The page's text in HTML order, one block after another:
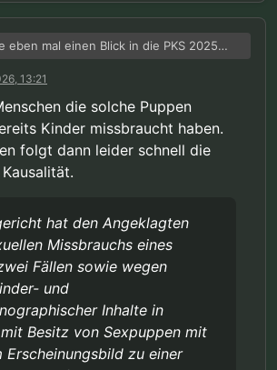
eben mal einen Blick in die PKS 2025
Die Fälle zu § 184l StGB halten sich
auf einem verschwindend geringen
stehen 17.126 erfasste Fälle im
mit sexuellem Missbrauch von
mit 12.823 Tatverdächtigen.
die Statistik richtig lese, sind von den
zu § 184l zwar 30 bereits als
in Erscheinung getreten, aber
das alles auch Missbrauchstäter
ich ganz stark bezweifle), wären das
~0,23%.
für das Verbot erweisen sich
zu Jahr immer wieder als Lüge.
13:21
die solche Puppen
Kinder missbraucht haben.
folgt dann leider schnell die
hat den Angeklagten
Missbrauchs eines
Fällen sowie wegen
und
Inhalte in
Besitz von Sexpuppen mit
Erscheinungsbild zu einer